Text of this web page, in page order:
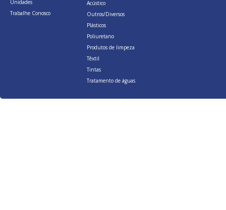
Unidades
Trabalhe Conosco
Acústico
Outros/Diversos
Plásticos
Poliuretano
Produtos de limpeza
Têxtil
Tintas
Tratamento de águas